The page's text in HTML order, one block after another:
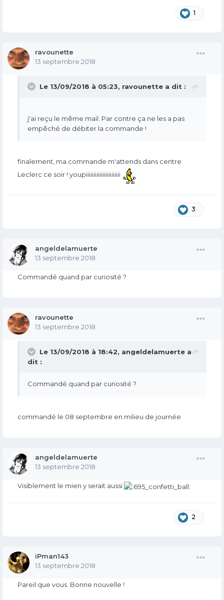
1
ravounette
13 septembre 2018
Le 13/09/2018 à 05:23, ravounette a dit :
j'ai reçu le même mail. Par contre ça ne les a pas
empêché de débiter la commande !
finalement, ma commande m'attends dans centre
Leclerc ce soir ! youpiiiiiiiiiiiiiiiiiiiiiii
3
angeldelamuerte
13 septembre 2018
Commandé quand par curiosité ?
ravounette
13 septembre 2018
Le 13/09/2018 à 18:42, angeldelamuerte a
dit :
Commandé quand par curiosité ?
commandé le 08 septembre en milieu de journée
angeldelamuerte
13 septembre 2018
Visiblement le mien y serait aussi
2
iPman143
13 septembre 2018
Pareil que vous. Bonne nouvelle !